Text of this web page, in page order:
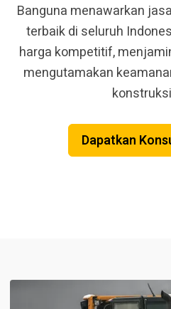
Banguna menawarkan
terbaik di seluruh
harga kompetitif,
mengutamakan
Dapatkan